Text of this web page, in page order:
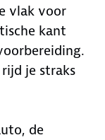
vlak voor
kant
je straks
de